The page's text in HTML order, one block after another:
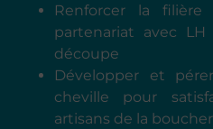
Renforcer la
partenariat avec
découpe
Développer et
cheville pour
artisans de la